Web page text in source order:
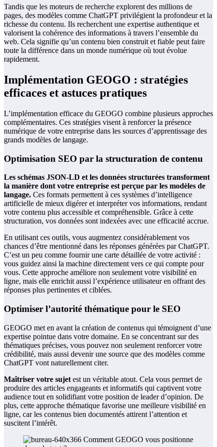
Tandis que les moteurs de recherche explorent des millions de
pages, des modèles comme ChatGPT privilégient la profondeur et la
richesse du contenu. Ils recherchent une expertise authentique et
valorisent la cohérence des informations à travers l’ensemble du
web. Cela signifie qu’un contenu bien construit et fiable peut faire
toute la différence dans un monde numérique où tout évolue
rapidement.
Implémentation GEOGO : stratégies
efficaces et astuces pratiques
L’implémentation efficace du GEOGO combine plusieurs approches
complémentaires. Ces stratégies visent à renforcer la présence
numérique de votre entreprise dans les sources d’apprentissage des
grands modèles de langage.
Optimisation SEO par la structuration de contenu
Les schémas JSON-LD et les données structurées transforment
la manière dont votre entreprise est perçue par les modèles de
langage. Ces formats permettent à ces systèmes d’intelligence
artificielle de mieux digérer et interpréter vos informations, rendant
votre contenu plus accessible et compréhensible. Grâce à cette
structuration, vos données sont indexées avec une efficacité accrue.
En utilisant ces outils, vous augmentez considérablement vos
chances d’être mentionné dans les réponses générées par ChatGPT.
C’est un peu comme fournir une carte détaillée de votre activité :
vous guidez ainsi la machine directement vers ce qui compte pour
vous. Cette approche améliore non seulement votre visibilité en
ligne, mais elle enrichit aussi l’expérience utilisateur en offrant des
réponses plus pertinentes et ciblées.
Optimiser l’autorité thématique pour le SEO
GEOGO met en avant la création de contenus qui témoignent d’une
expertise pointue dans votre domaine. En se concentrant sur des
thématiques précises, vous pouvez non seulement renforcer votre
crédibilité, mais aussi devenir une source que des modèles comme
ChatGPT vont naturellement citer.
Maîtriser votre sujet est un véritable atout. Cela vous permet de
produire des articles engageants et informatifs qui captivent votre
audience tout en solidifiant votre position de leader d’opinion. De
plus, cette approche thématique favorise une meilleure visibilité en
ligne, car les contenus bien documentés attirent l’attention et
suscitent l’intérêt.